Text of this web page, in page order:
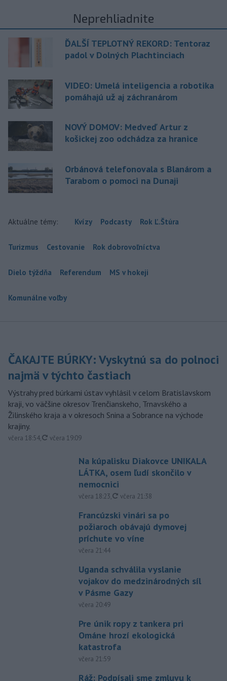
Neprehliadnite
ĎALŠÍ TEPLOTNÝ REKORD: Tentoraz
padol v Dolných Plachtinciach
VIDEO: Umelá inteligencia a robotika
pomáhajú už aj záchranárom
NOVÝ DOMOV: Medveď Artur z
košickej zoo odchádza za hranice
Orbánová telefonovala s Blanárom a
Tarabom o pomoci na Dunaji
Aktuálne témy: Kvízy Podcasty Rok Ľ.Štúra
Turizmus Cestovanie Rok dobrovoľníctva
Dielo týždňa Referendum MS v hokeji
Komunálne voľby
ČAKAJTE BÚRKY: Vyskytnú sa do polnoci
najmä v týchto častiach
Výstrahy pred búrkami ústav vyhlásil v celom Bratislavskom
kraji, vo väčšine okresov Trenčianskeho, Trnavského a
Žilinského kraja a v okresoch Snina a Sobrance na východe
krajiny.
včera 18:54, aktualizované
včera 19:09
Na kúpalisku Diakovce UNIKALA
LÁTKA, osem ľudí skončilo v
nemocnici
včera 18:23, aktualizované
včera 21:38
Francúzski vinári sa po
požiaroch obávajú dymovej
príchute vo víne
včera 21:44
Uganda schválila vyslanie
vojakov do medzinárodných síl
v Pásme Gazy
včera 20:49
Pre únik ropy z tankera pri
Ománe hrozí ekologická
katastrofa
včera 21:59
Ráž: Podpísali sme zmluvu k